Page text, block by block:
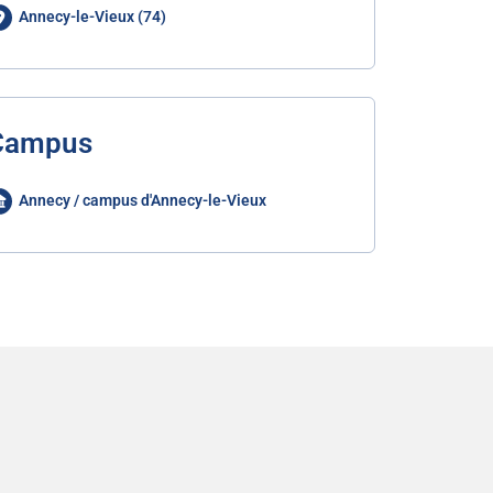
Annecy-le-Vieux (74)
Annecy / campus d'Annecy-le-Vieux